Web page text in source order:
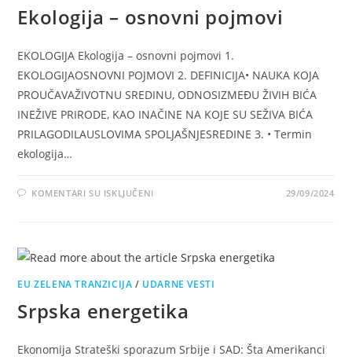
Ekologija – osnovni pojmovi
EKOLOGIJA Ekologija – osnovni pojmovi 1.
EKOLOGIJAOSNOVNI POJMOVI 2. DEFINICIJA• NAUKA KOJA
PROUČAVAŽIVOTNU SREDINU, ODNOSIZMEĐU ŽIVIH BIĆA
INEŽIVE PRIRODE, KAO INAČINE NA KOJE SU SEŽIVA BIĆA
PRILAGODILAUSLOVIMA SPOLJAŠNJESREDINE 3. • Termin
ekologija…
KOMENTARI SU ISKLJUČENINA 29/09/2024
EU ZELENA TRANZICIJA / UDARNE VESTI
Srpska energetika
Ekonomija Strateški sporazum Srbije i SAD: Šta Amerikanci